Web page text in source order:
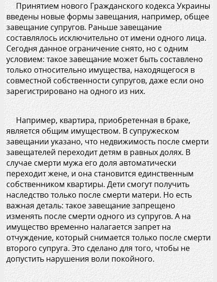
Принятием нового Гражданского кодекса Украины
введены новые формы завещания, например, общее
завещание супругов. Раньше завещание
составлялось исключительно от имени одного лица.
Сегодня данное ограничение снято, но с одним
условием: такое завещание может быть составлено
только относительно имущества, находящегося в
совместной собственности супругов, даже если оно
зарегистрировано на одного из них.
Например, квартира, приобретенная в браке,
является общим имуществом. В супружеском
завещании указано, что недвижимость после смерти
завещателей переходит детям в равных долях. В
случае смерти мужа его доля автоматически
переходит жене, и она становится единственным
собственником квартиры. Дети смогут получить
наследство только после смерти матери. Но есть
важная деталь: такое завещание запрещено
изменять после смерти одного из супругов. А на
имущество временно налагается запрет на
отчуждение, который снимается только после смерти
второго супруга. Это сделано для того, чтобы не
допустить нарушения воли покойного.